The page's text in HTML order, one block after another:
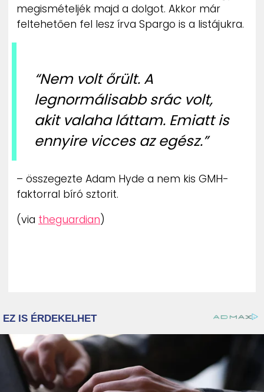
megismételjék majd a dolgot. Akkor már
feltehetően fel lesz írva Spargo is a listájukra.
“Nem volt őrült. A
legnormálisabb srác volt,
akit valaha láttam. Emiatt is
ennyire vicces az egész.”
– összegezte Adam Hyde a nem kis GMH-
faktorral bíró sztorit.
(via theguardian)